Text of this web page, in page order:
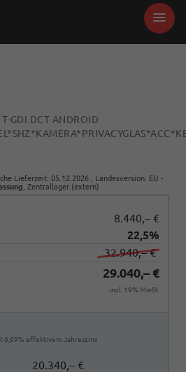
GDI DCT ANDROID
Lieferzeit: 05.12.2026 , Landesversion: EU -
, Zentrallager (extern)
8.440,– €
22,5%
32.940,– €
29.040,– €
incl. 19% MwSt.
6,99% effektivem Jahreszins
20.340,– €